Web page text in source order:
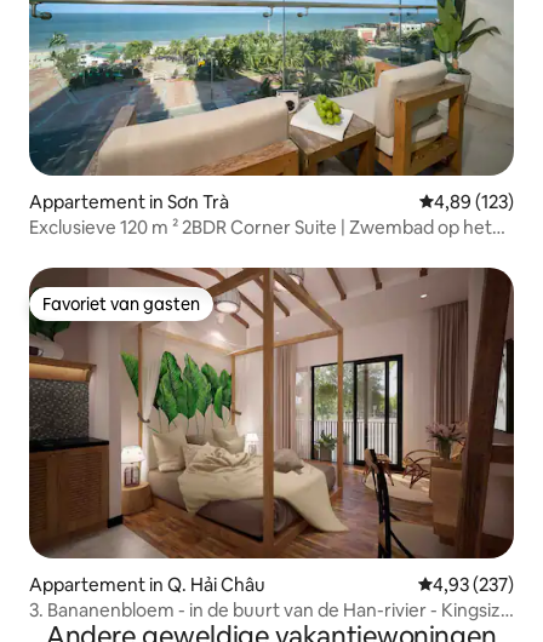
Appartement in Sơn Trà Gemiddelde
4,89 (123)
Exclusieve 120 m ² 2BDR Corner Suite | Zwembad op het
Favoriet van gasten
Favoriet van gasten
Appartement in Q. Hải Châu Gemiddelde
4,93 (237)
3. Bananenbloem - in de buurt van de Han-rivier - Kingsize
bed